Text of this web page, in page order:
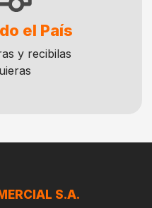
el País
y recibilas
S.A.